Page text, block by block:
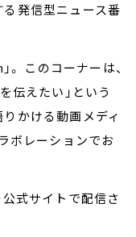
発信型ニュース番
このコーナーは、
伝えたい」という
かける動画メディ
ボレーションでお
公式サイトで配信さ